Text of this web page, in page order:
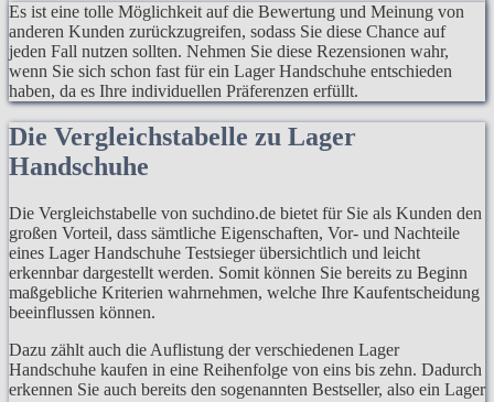
Es ist eine tolle Möglichkeit auf die Bewertung und Meinung von
anderen Kunden zurückzugreifen, sodass Sie diese Chance auf
jeden Fall nutzen sollten. Nehmen Sie diese Rezensionen wahr,
wenn Sie sich schon fast für ein Lager Handschuhe entschieden
haben, da es Ihre individuellen Präferenzen erfüllt.
Die Vergleichstabelle zu Lager
Handschuhe
Die Vergleichstabelle von suchdino.de bietet für Sie als Kunden den
großen Vorteil, dass sämtliche Eigenschaften, Vor- und Nachteile
eines Lager Handschuhe Testsieger übersichtlich und leicht
erkennbar dargestellt werden. Somit können Sie bereits zu Beginn
maßgebliche Kriterien wahrnehmen, welche Ihre Kaufentscheidung
beeinflussen können.
Dazu zählt auch die Auflistung der verschiedenen Lager
Handschuhe kaufen in eine Reihenfolge von eins bis zehn. Dadurch
erkennen Sie auch bereits den sogenannten Bestseller, also ein Lager